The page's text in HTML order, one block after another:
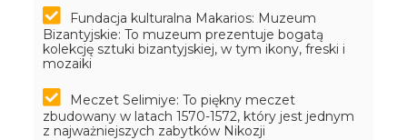
Fundacja kulturalna Makarios: Muzeum
Bizantyjskie: To muzeum prezentuje bogatą
kolekcję sztuki bizantyjskiej, w tym ikony, freski i
mozaiki
Meczet Selimiye: To piękny meczet
zbudowany w latach 1570-1572, który jest jednym
z najważniejszych zabytków Nikozji